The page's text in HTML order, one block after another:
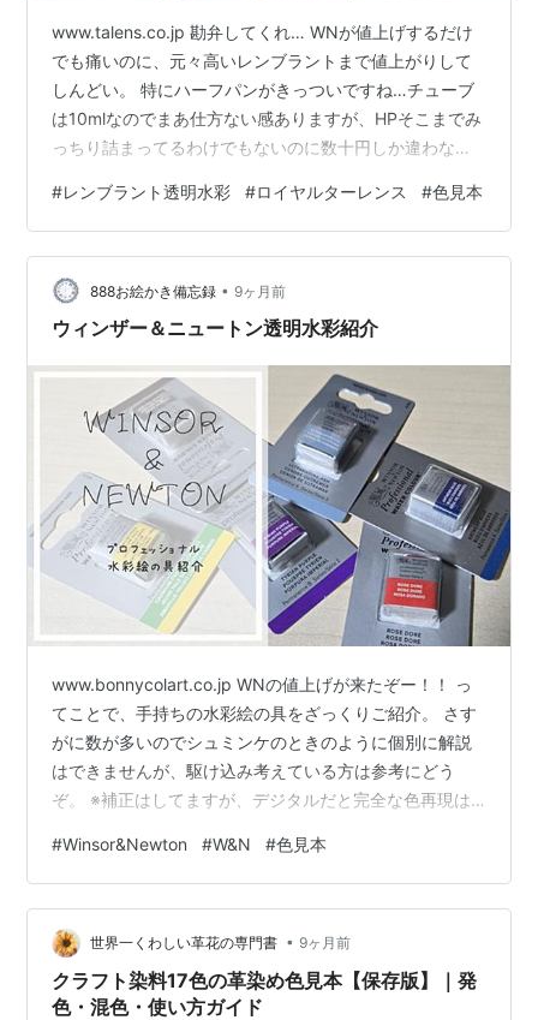
www.talens.co.jp 勘弁してくれ… WNが値上げするだけ
でも痛いのに、元々高いレンブラントまで値上がりして
しんどい。 特にハーフパンがきっついですね…チューブ
は10mlなのでまあ仕方ない感ありますが、HPそこまでみ
っちり詰まってるわけでもないのに数十円しか違わな
のでハーフパンで揃えたいから痛恨の極み。あとよくバ
インダーと分離してるし。 取り急ぎ、自分の追加購入の
参考にするためにも手持ちの絵の具をまとめました。 前
回より値上げまで時間ないから簡易的ですが。
#レンブラント透明水彩 #ロイヤルターレンス #色見本
888お絵かき備忘録 • 9ヶ月前
ウィンザー＆ニュートン透明水彩紹介
www.bonnycolart.co.jp WNの値上げが来たぞー！！ っ
てことで、手持ちの水彩絵の具をざっくりご紹介。 さす
がに数が多いのでシュミンケのときのように個別に解説
はできませんが、駆け込み考えている方は参考にどう
ぞ。 ※補正はしてますが、デジタルだと完全な色再現は
をば。
#Winsor&Newton #W&N #色見本
世界一くわしい革花の専門書 • 9ヶ月前
クラフト染料17色の革染め色見本【保存版】｜発
色・混色・使い方ガイド